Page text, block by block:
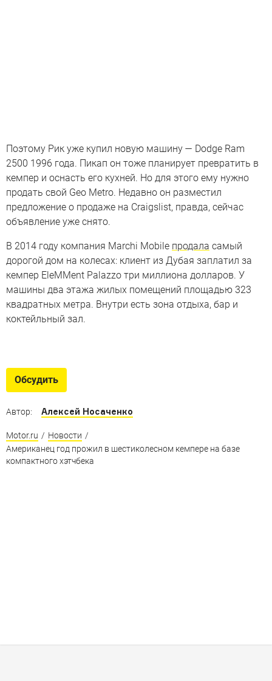
Поэтому Рик уже купил новую машину — Dodge Ram
2500 1996 года. Пикап он тоже планирует превратить в
кемпер и оснасть его кухней. Но для этого ему нужно
продать свой Geo Metro. Недавно он разместил
предложение о продаже на Craigslist, правда, сейчас
объявление уже снято.
В 2014 году компания Marchi Mobile продала самый
дорогой дом на колесах: клиент из Дубая заплатил за
кемпер EleMMent Palazzo три миллиона долларов. У
машины два этажа жилых помещений площадью 323
квадратных метра. Внутри есть зона отдыха, бар и
коктейльный зал.
Они не всегда удобные, но зато — всегда необычные
Обсудить
Автор: Алексей Носаченко
Motor.ru / Новости /
Американец год прожил в шестиколесном кемпере на базе
компактного хэтчбека